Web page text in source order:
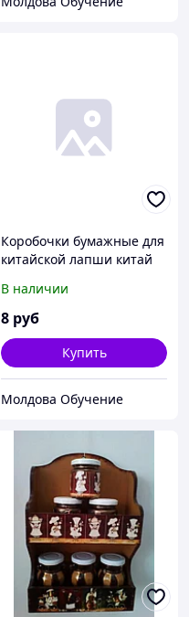
Коробочки бумажные для
китайской лапши китай
В наличии
8 руб
Купить
Молдова Обучение